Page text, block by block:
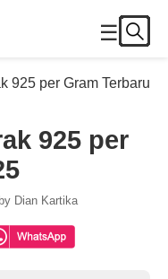
☰
925 per
Dian Kartika